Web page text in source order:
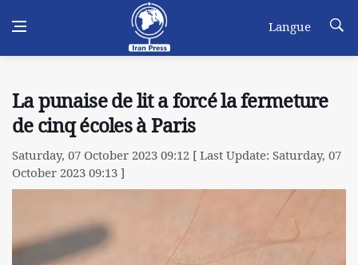
Langue
La punaise de lit a forcé la fermeture
de cinq écoles à Paris
Saturday, 07 October 2023 09:12 [ Last Update: Saturday, 07
October 2023 09:13 ]